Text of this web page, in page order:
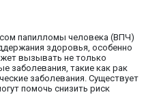
папилломы человека (ВПЧ)
здоровья, особенно
вызывать не только
заболевания, такие как рак
заболевания. Существует
помочь снизить риск